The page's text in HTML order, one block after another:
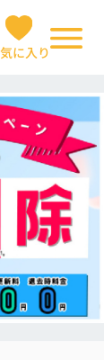
に入り